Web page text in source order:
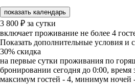
показать календарь
3 800 ₽ за сутки
включает проживание не более 4
Показать дополнительные условия и
30% скидка
на первые сутки проживания по
бронировании сегодня до 0:00, время
максимум гостей - 4, минимум ночей